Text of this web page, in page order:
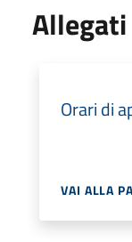
Allegati
Orari di
VAI ALLA